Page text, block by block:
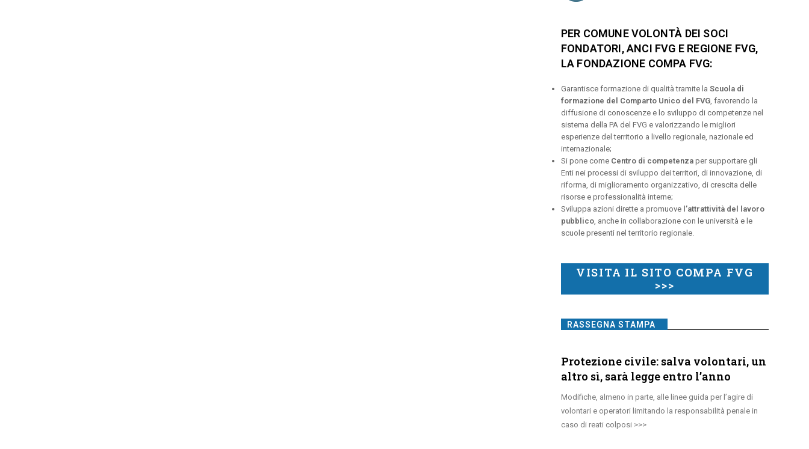
PER COMUNE VOLONTÀ DEI SOCI
FONDATORI, ANCI FVG E REGIONE FVG,
LA FONDAZIONE COMPA FVG:
Garantisce formazione di qualità tramite la Scuola di
formazione del Comparto Unico del FVG, favorendo la
diffusione di conoscenze e lo sviluppo di competenze nel
sistema della PA del FVG e valorizzando le migliori
esperienze del territorio a livello regionale, nazionale ed
internazionale;
Si pone come Centro di competenzaper supportare gli
Enti nei processi di sviluppo dei territori, di innovazione, di
riforma, di miglioramento organizzativo, di crescita delle
risorse e professionalità interne;
Sviluppa azioni dirette a promuove l’attrattività del lavoro
pubblico, anche in collaborazione con le università e le
scuole presenti nel territorio regionale.
VISITA IL SITO COMPA FVG
>>>
RASSEGNA STAMPA
Protezione civile: salva volontari, un
altro sì, sarà legge entro l’anno
Modifiche, almeno in parte, alle linee guida per l’agire di
volontari e operatori limitando la responsabilità penale in
caso di reati colposi